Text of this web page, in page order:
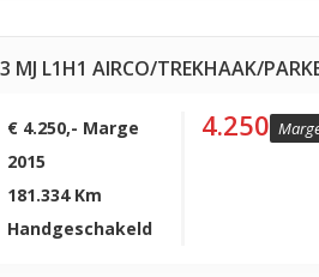
MJ L1H1 AIRCO/TREKHAAK/
€ 4.250,- Marge
2015
181.334 Km
Handgeschakeld
4.250